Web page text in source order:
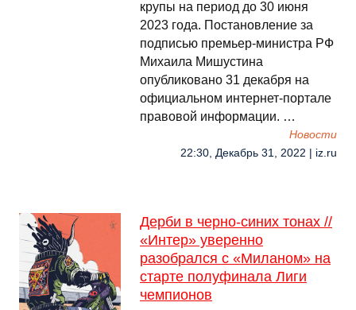
крупы на период до 30 июня
2023 года. Постановление за
подписью премьер-министра РФ
Михаила Мишустина
опубликовано 31 декабря на
официальном интернет-портале
правовой информации. …
Новости
22:30, Декабрь 31, 2022 | iz.ru
Дерби в черно-синих тонах //
«Интер» уверенно
разобрался с «Миланом» на
старте полуфинала Лиги
чемпионов